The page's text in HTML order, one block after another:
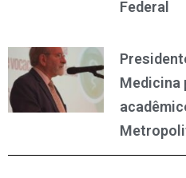
Federal
Medicina